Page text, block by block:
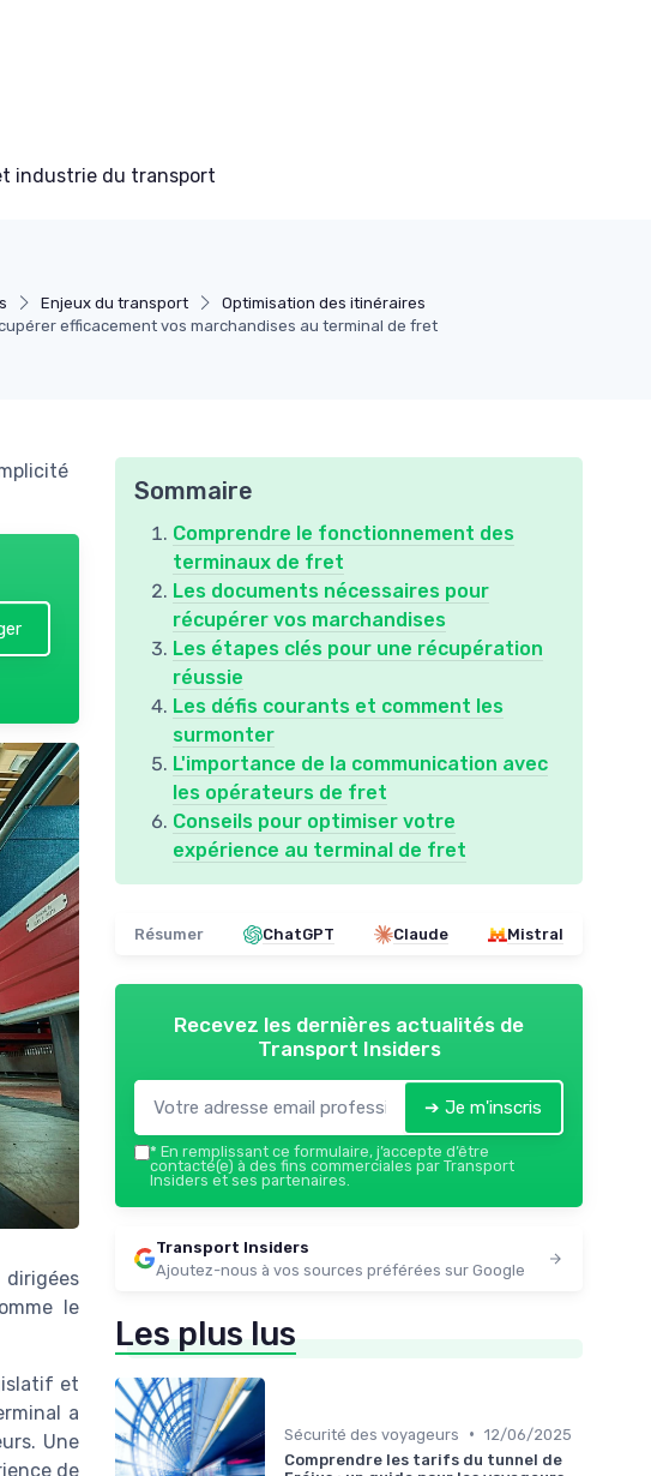
industrie du transport
Enjeux du transport
Optimisation des itinéraires
efficacement vos marchandises au terminal de fret
le
et
a
Une
de
Sommaire
Comprendre le fonctionnement des
terminaux de fret
Les documents nécessaires pour
récupérer vos marchandises
Les étapes clés pour une récupération
réussie
Les défis courants et comment les
surmonter
L'importance de la communication avec
les opérateurs de fret
Conseils pour optimiser votre
expérience au terminal de fret
Résumer ChatGPT Claude Mistral
Recevez les dernières actualités de
Transport Insiders
➔ Je m'inscris
* En remplissant ce formulaire, j’accepte d’être
contacté(e) à des fins commerciales par Transport
Insiders et ses partenaires.
Transport Insiders
Ajoutez-nous à vos sources préférées sur Google
Les plus lus
Sécurité des voyageurs • 12/06/2025
Comprendre les tarifs du tunnel de